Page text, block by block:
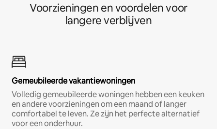
Voorzieningen en voordelen voor
langere verblijven
Gemeubileerde vakantiewoningen
Volledig gemeubileerde woningen hebben een keuken
en andere voorzieningen om een maand of langer
comfortabel te leven. Ze zijn het perfecte alternatief
voor een onderhuur.